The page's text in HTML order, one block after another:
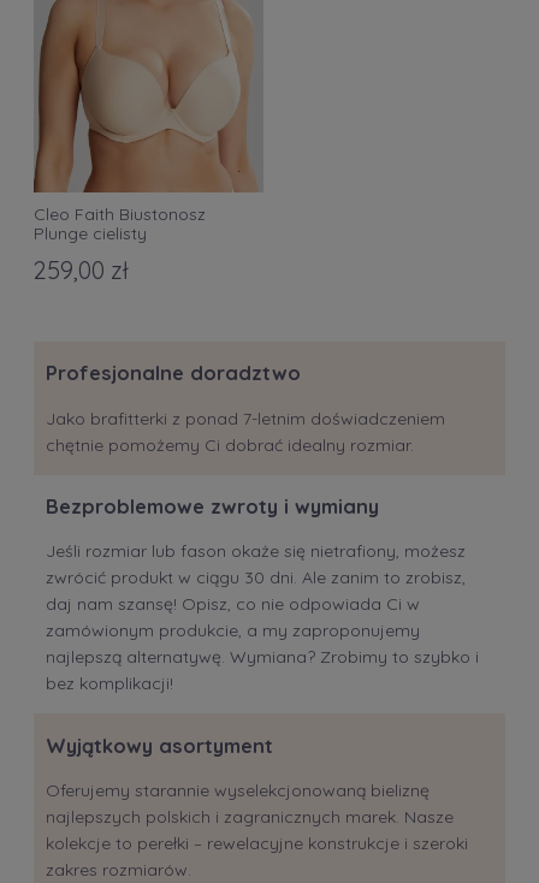
Cleo Faith Biustonosz
Plunge cielisty
259,00 zł
Profesjonalne doradztwo
Jako brafitterki z ponad 7-letnim doświadczeniem
chętnie pomożemy Ci dobrać idealny rozmiar.
Bezproblemowe zwroty i wymiany
Jeśli rozmiar lub fason okaże się nietrafiony, możesz
zwrócić produkt w ciągu 30 dni. Ale zanim to zrobisz,
daj nam szansę! Opisz, co nie odpowiada Ci w
zamówionym produkcie, a my zaproponujemy
najlepszą alternatywę. Wymiana? Zrobimy to szybko i
bez komplikacji!
Wyjątkowy asortyment
Oferujemy starannie wyselekcjonowaną bieliznę
najlepszych polskich i zagranicznych marek. Nasze
kolekcje to perełki – rewelacyjne konstrukcje i szeroki
zakres rozmiarów.